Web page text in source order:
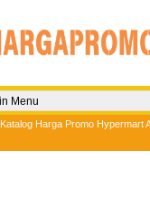
Katalog Harga Promo Hypermart